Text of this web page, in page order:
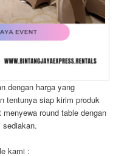
dengan harga yang
tentunya siap kirim produk
round table dengan
sediakan.
kami :